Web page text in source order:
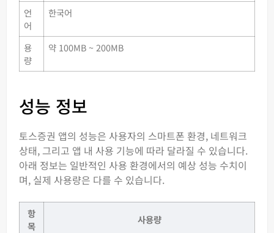
언
어
한국어
용
량
약 100MB ~ 200MB
성능 정보
토스증권 앱의 성능은 사용자의 스마트폰 환경, 네트워크
상태, 그리고 앱 내 사용 기능에 따라 달라질 수 있습니다.
아래 정보는 일반적인 사용 환경에서의 예상 성능 수치이
며, 실제 사용량은 다를 수 있습니다.
항
목
사용량